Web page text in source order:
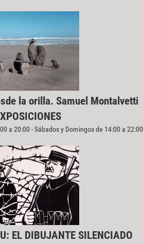
la orilla. Samuel Montalvetti
a 20:00 - Sábados y Domingos de 14:00 a 22:00
EL DIBUJANTE SILENCIADO